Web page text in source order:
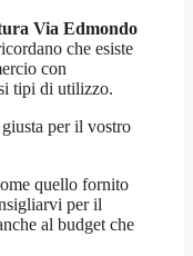
Via Edmondo
che esiste
con
tipi di utilizzo.
per il vostro
quello fornito
per il
al budget che